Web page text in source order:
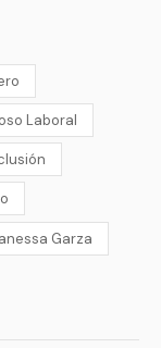
Laboral
Garza